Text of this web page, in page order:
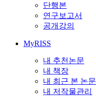
단행본
연구보고서
공개강의
MyRISS
내 추천논문
내 책장
내 최근 본 논문
내 저작물관리